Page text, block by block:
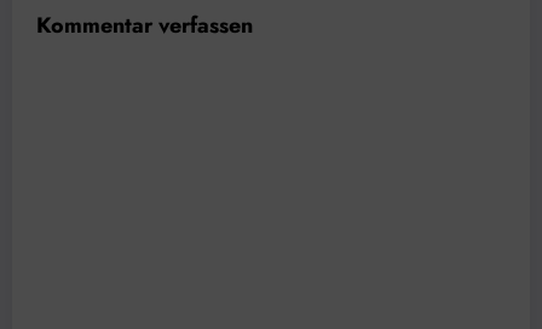
Kommentar verfassen